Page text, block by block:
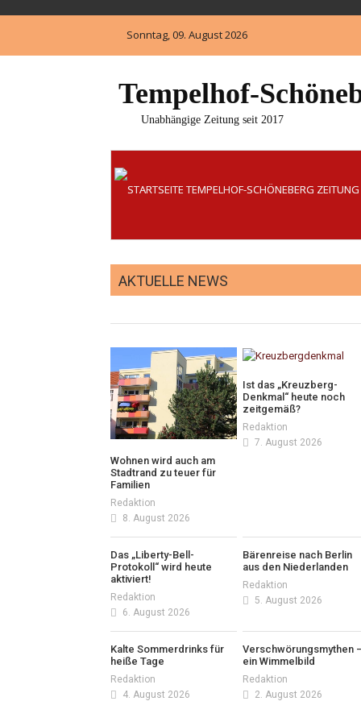
Sonntag, 09. August 2026
Tempelhof-
Unabhängige Zeitung seit 2017
AKTUELLE NEWS
Wohnen wird auch am
Stadtrand zu teuer für
Familien
Redaktion
8. August 2026
Ist das „Kreuzberg-
Denkmal“ heute noch
zeitgemäß?
Redaktion
7. August 2026
Das „Liberty-Bell-
Protokoll“ wird heute
aktiviert!
Redaktion
6. August 2026
Bärenreise nach Berlin
aus den Niederlanden
Redaktion
5. August 2026
Kalte Sommerdrinks für
heiße Tage
Redaktion
4. August 2026
Verschwörungsmythen
ein Wimmelbild
Redaktion
2. August 2026